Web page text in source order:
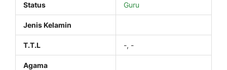
Status Guru
Jenis Kelamin
T.T.L -, -
Agama